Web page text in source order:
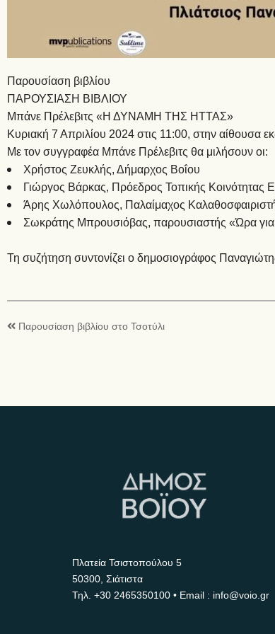
Παρουσίαση βιβλίου
ΠΑΡΟΥΣΙΑΣΗ ΒΙΒΛΙΟΥ
Μπάνε Πρέλεβιτς «Η ΔΥΝΑΜΗ ΤΗΣ ΗΤΤΑΣ»
Κυριακή 7 Απριλίου 2024 στις 11:00, στην αίθουσα
Με τον συγγραφέα Μπάνε Πρέλεβιτς θα μιλήσουν οι:
Χρήστος Ζευκλής, Δήμαρχος Βοΐου
Γιώργος Βάρκας, Πρόεδρος Τοπικής Κοινότητας
Άρης Χωλόπουλος, Παλαίμαχος
Σωκράτης Μπρουσιόβας, παρουσιαστής «Ώρα
Τη συζήτηση συντονίζει ο δημοσιογράφος
Παρουσίαση βιβλίου στο Τσοτύλι
Πλατεία Τσιστοπούλου 5
50300, Σιάτιστα
Τηλ. +30 2465350100 • Email : info@voio.gr